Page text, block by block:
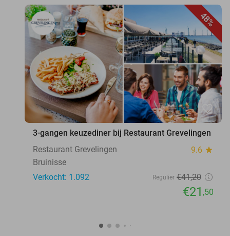
48%
favorite_border
3-gangen keuzediner bij Restaurant Grevelingen
Restaurant Grevelingen
9.6 star
Bruinisse
Verkocht: 1.092
Regulier €41,20
€21 ,50